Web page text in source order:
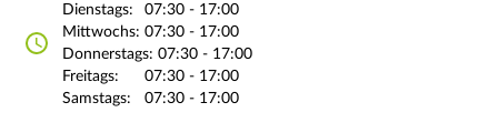
Dienstags:
07:30 - 17:00
Mittwochs: 07:30 - 17:00
Donnerstags: 07:30 - 17:00
Freitags:
07:30 - 17:00
Samstags:
07:30 - 17:00